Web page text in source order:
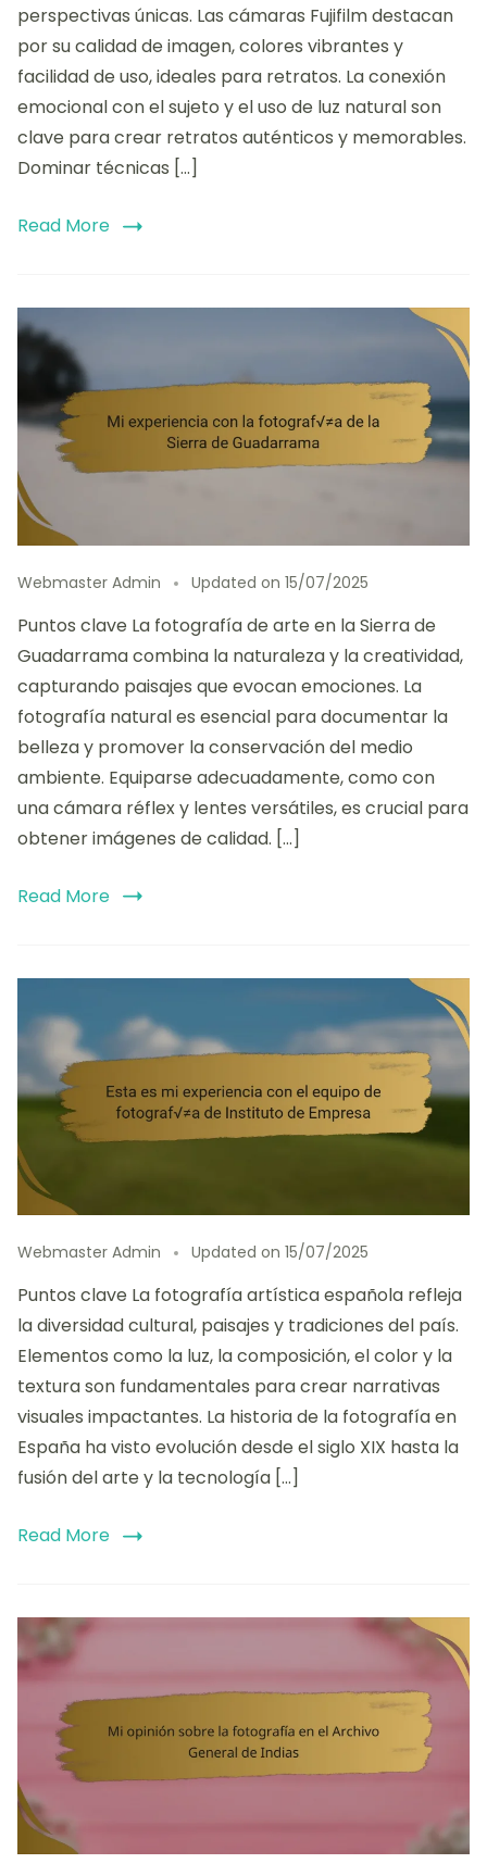
perspectivas únicas. Las cámaras Fujifilm destacan
por su calidad de imagen, colores vibrantes y
facilidad de uso, ideales para retratos. La conexión
emocional con el sujeto y el uso de luz natural son
clave para crear retratos auténticos y memorables.
Dominar técnicas […]
Read More
Webmaster Admin Updated on 15/07/2025
Puntos clave La fotografía de arte en la Sierra de
Guadarrama combina la naturaleza y la creatividad,
capturando paisajes que evocan emociones. La
fotografía natural es esencial para documentar la
belleza y promover la conservación del medio
ambiente. Equiparse adecuadamente, como con
una cámara réflex y lentes versátiles, es crucial para
obtener imágenes de calidad. […]
Read More
Webmaster Admin Updated on 15/07/2025
Puntos clave La fotografía artística española refleja
la diversidad cultural, paisajes y tradiciones del país.
Elementos como la luz, la composición, el color y la
textura son fundamentales para crear narrativas
visuales impactantes. La historia de la fotografía en
España ha visto evolución desde el siglo XIX hasta la
fusión del arte y la tecnología […]
Read More